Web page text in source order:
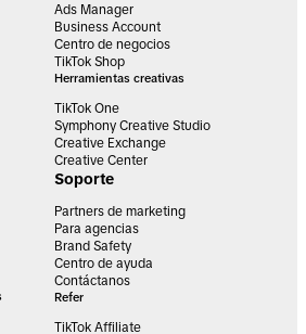
Ads Manager
Business Account
Centro de negocios
TikTok Shop
Herramientas creativas
TikTok One
Symphony Creative Studio
Creative Exchange
Creative Center
Soporte
Partners de marketing
Para agencias
Brand Safety
Centro de ayuda
Contáctanos
Refer
TikTok Affiliate